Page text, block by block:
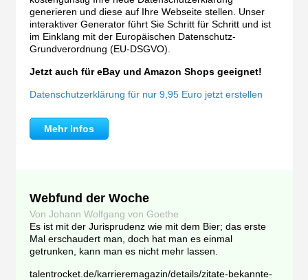
generieren und diese auf Ihre Webseite stellen. Unser
interaktiver Generator führt Sie Schritt für Schritt und ist
im Einklang mit der Europäischen Datenschutz-
Grundverordnung (EU-DSGVO).
Jetzt auch für eBay und Amazon Shops geeignet!
Datenschutzerklärung für nur 9,95 Euro jetzt erstellen
Mehr Infos
Webfund der Woche
Von Johann Wolfgang von Goethe
Es ist mit der Jurisprudenz wie mit dem Bier; das erste
Mal erschaudert man, doch hat man es einmal
getrunken, kann man es nicht mehr lassen.
talentrocket.de/karrieremagazin/details/zitate-bekannte-